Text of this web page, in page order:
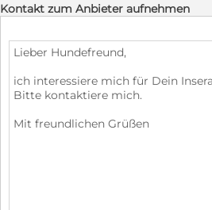
Kontakt zum Anbieter aufnehmen